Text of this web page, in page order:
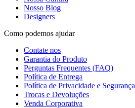
Nosso Blog
Designers
Como podemos ajudar
Contate nos
Garantia do Produto
Perguntas Frequentes (FAQ)
Política de Entrega
Política de Privacidade e Segurança
Trocas e Devoluções
Venda Corporativa